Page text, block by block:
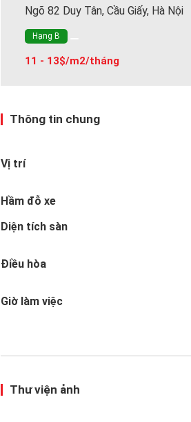
Ngõ 82 Duy Tân, Cầu Giấy, Hà Nội
Hạng B
11 - 13$/m2/tháng
Thông tin chung
Vị trí
Hầm đỗ xe
Diện tích sàn
Điều hòa
Giờ làm việc
Thư viện ảnh